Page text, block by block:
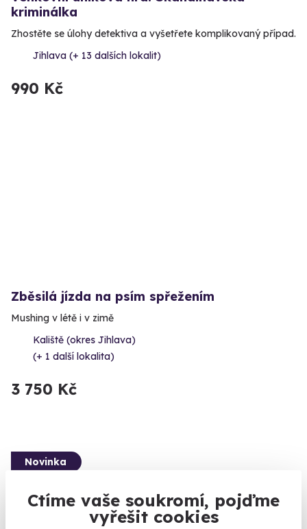
Ctíme vaše soukromí, pojďme
vyřešit cookies
kriminálka
Zhostěte se úlohy detektiva a vyšetřete komplikovaný případ.
Jihlava (+ 13 dalších lokalit)
990 Kč
Zběsilá jízda na psím spřežením
Mushing v létě i v zimě
Kaliště (okres Jihlava)
(+ 1 další lokalita)
3 750 Kč
Novinka